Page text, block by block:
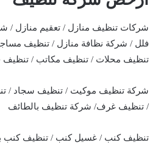
شركات تنظيف منازل / تعقيم منازل
فلل / شركة نظافة منازل / تنظيف
تنظيف محلات / تنظيف مكاتب / تنظيف
شركة تنظيف موكيت / تنظيف سجاد /
/ تنظيف غرف/ شركة تنظيف بالطائف
تنظيف كنب / غسيل كنب / تنظيف كنب